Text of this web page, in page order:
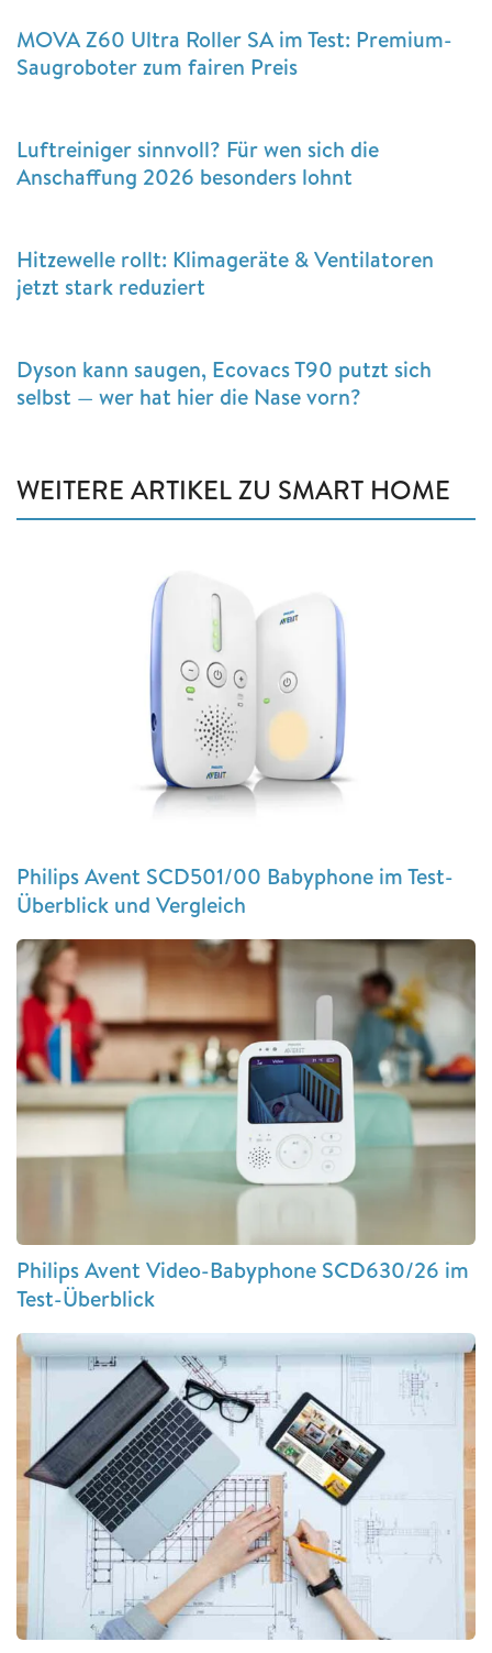
MOVA Z60 Ultra Roller SA im Test: Premium-
Saugroboter zum fairen Preis
Luftreiniger sinnvoll? Für wen sich die
Anschaffung 2026 besonders lohnt
Hitzewelle rollt: Klimageräte & Ventilatoren
jetzt stark reduziert
Dyson kann saugen, Ecovacs T90 putzt sich
selbst — wer hat hier die Nase vorn?
WEITERE ARTIKEL ZU SMART HOME
Philips Avent SCD501/00 Babyphone im Test-
Überblick und Vergleich
Philips Avent Video-Babyphone SCD630/26 im
Test-Überblick